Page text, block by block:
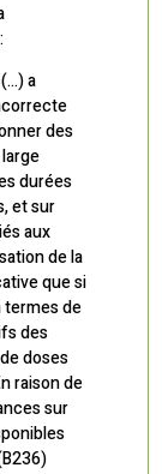
a
des
durées
et sur
aux
de la
que si
termes de
des
doses
raison de
sur